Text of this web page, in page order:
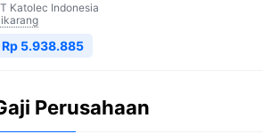
Katolec Indonesia
Rp 5.938.885
Perusahaan